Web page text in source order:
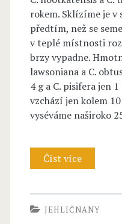
š
D
a
l
l
i
o
r
e
–
rokem. Sklízíme je
předtím, než se
v teplé místnosti
brzy vypadne.
lawsoniana a C.
4 g a C. pisifera jen
vzchází jen kolem
vyséváme naširoko
Číst víceC
JEHLIČNANY